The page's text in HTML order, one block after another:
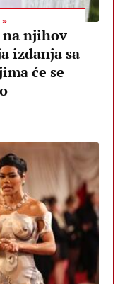
na njihov
izdanja sa
će se